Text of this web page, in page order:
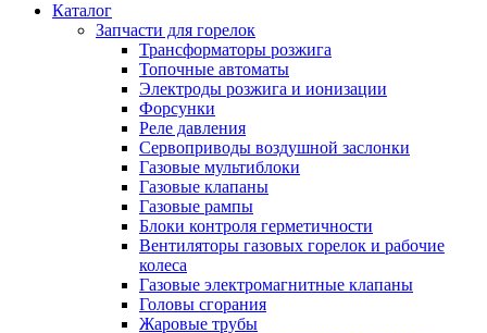
Каталог
Запчасти для горелок
Трансформаторы розжига
Топочные автоматы
Электроды розжига и ионизации
Форсунки
Реле давления
Сервоприводы воздушной заслонки
Газовые мультиблоки
Газовые клапаны
Газовые рампы
Блоки контроля герметичности
Вентиляторы газовых горелок и рабочие
колеса
Газовые электромагнитные клапаны
Головы сгорания
Жаровые трубы